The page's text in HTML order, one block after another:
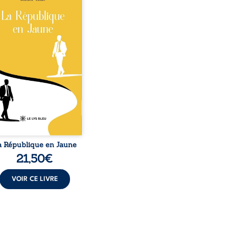
de races différentes
l’ordre établi :
est Noir et Junior est
bien que nés d’un
de Noirs. Très vite,
attire les médias
et transforme
blanc en une figure
sacrée, investie,
certains, d’une mission
Cependant, sous
couvert de ...
République en Jaune
21,50€
VOIR CE LIVRE